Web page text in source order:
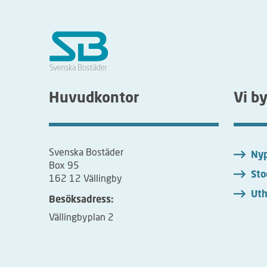
Huvudkontor
Svenska Bostäder
Box 95
162 12 Vällingby
Besöksadress:
Vällingbyplan 2
Vi